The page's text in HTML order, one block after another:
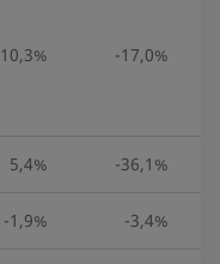
10,3% -17,0%
5,4% -36,1%
-1,9% -3,4%